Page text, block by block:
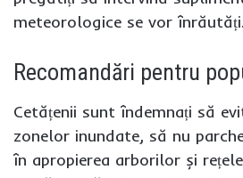
meteorologice se vor înrăutăți.
Recomandări pentru
Cetățenii sunt îndemnați să
zonelor inundate, să nu
în apropierea arborilor și